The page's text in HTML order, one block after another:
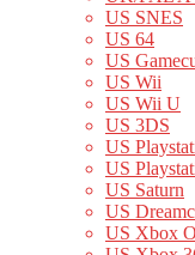
US SNES
US 64
US
US Wii
US Wii U
US 3DS
US
US
US Saturn
US
US Xbox